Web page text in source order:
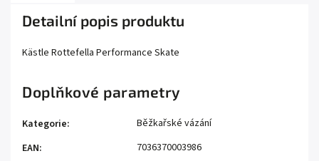
Detailní popis produktu
Kästle Rottefella Performance Skate
Doplňkové parametry
Kategorie:
Běžkařské vázání
EAN: 7036370003986